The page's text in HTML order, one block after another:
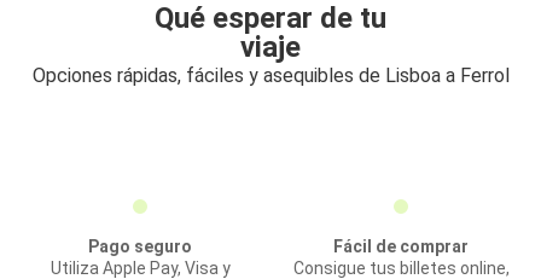
Qué esperar de tu
viaje
Opciones rápidas, fáciles y asequibles de Lisboa a Ferrol
Pago seguro
Utiliza Apple Pay, Visa y
Fácil de comprar
Consigue tus billetes online,